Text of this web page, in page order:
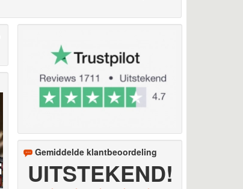
Gemiddelde klantbeoordeling
UITSTEKEND!